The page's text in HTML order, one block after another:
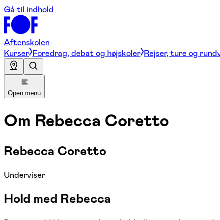
Gå til indhold
Aftenskolen
Kurser Foredrag, debat og højskoler Rejser, ture og
Open menu
Om Rebecca Coretto
Rebecca Coretto
Underviser
Hold med Rebecca